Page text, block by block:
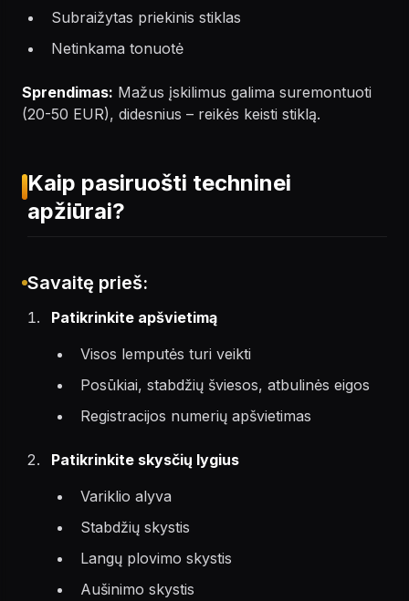
Subraižytas priekinis stiklas
Netinkama tonuotė
Sprendimas: Mažus įskilimus galima suremontuoti
(20-50 EUR), didesnius – reikės keisti stiklą.
Kaip pasiruošti techninei
apžiūrai?
Savaitę prieš:
Patikrinkite apšvietimą
Visos lemputės turi veikti
Posūkiai, stabdžių šviesos, atbulinės eigos
Registracijos numerių apšvietimas
Patikrinkite skysčių lygius
Variklio alyva
Stabdžių skystis
Langų plovimo skystis
Aušinimo skystis